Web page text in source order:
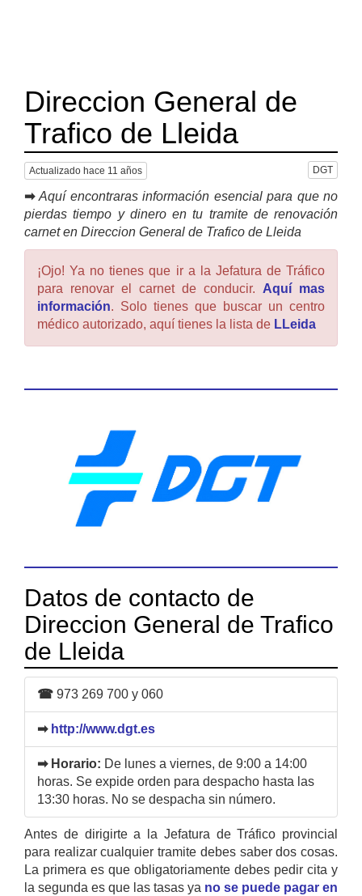
Direccion General de
Trafico de Lleida
Actualizado hace 11 años DGT
➡ Aquí encontraras información esencial para que no
pierdas tiempo y dinero en tu tramite de renovación
carnet en Direccion General de Trafico de Lleida
¡Ojo! Ya no tienes que ir a la Jefatura de Tráfico
para renovar el carnet de conducir. Aquí mas
información. Solo tienes que buscar un centro
médico autorizado, aquí tienes la lista de LLeida
Datos de contacto de
Direccion General de Trafico
de Lleida
☎ 973 269 700 y 060
➡ http://www.dgt.es
➡ Horario: De lunes a viernes, de 9:00 a 14:00
horas. Se expide orden para despacho hasta las
13:30 horas. No se despacha sin número.
Antes de dirigirte a la Jefatura de Tráfico provincial
para realizar cualquier tramite debes saber dos cosas.
La primera es que obligatoriamente debes pedir cita y
la segunda es que las tasas ya no se puede pagar en